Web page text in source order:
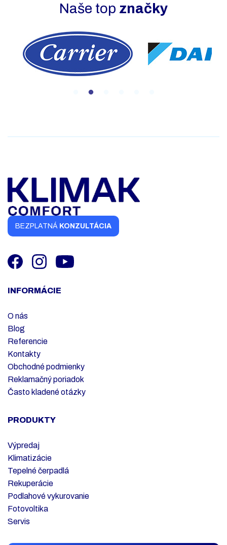
Naše top značky
BEZPLATNÁ KONZULTÁCIA
INFORMÁCIE
O nás
Blog
Referencie
Kontakty
Obchodné podmienky
Reklamačný poriadok
Často kladené otázky
PRODUKTY
Výpredaj
Klimatizácie
Tepelné čerpadlá
Rekuperácie
Podlahové vykurovanie
Fotovoltika
Servis